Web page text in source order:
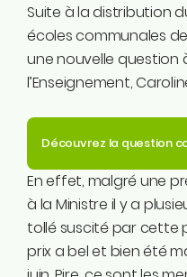
Rodrigue Demeuse
12/51 Avenue de Batta
4500 Huy
Téléphone
0494/90.59.19
Email
Suite à la distribution
écoles communales de
une nouvelle question
l’Enseignement,
Découvrez la question
En effet, malgré une
à la Ministre il y a
tollé suscité par cette
prix a bel et bien été